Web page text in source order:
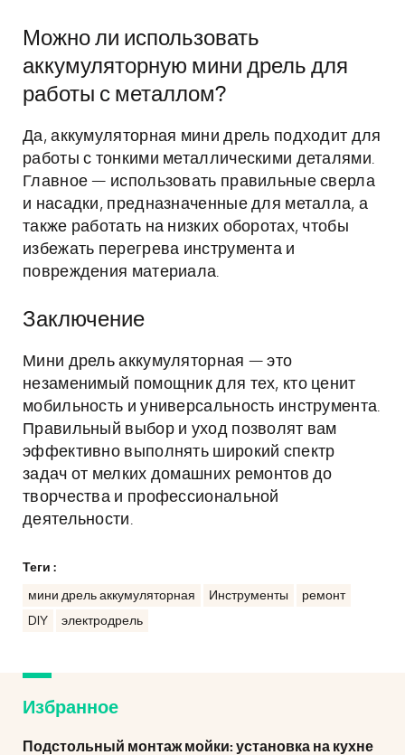
Можно ли использовать
аккумуляторную мини дрель для
работы с металлом?
Да, аккумуляторная мини дрель подходит для
работы с тонкими металлическими деталями.
Главное — использовать правильные сверла
и насадки, предназначенные для металла, а
также работать на низких оборотах, чтобы
избежать перегрева инструмента и
повреждения материала.
Заключение
Мини дрель аккумуляторная — это
незаменимый помощник для тех, кто ценит
мобильность и универсальность инструмента.
Правильный выбор и уход позволят вам
эффективно выполнять широкий спектр
задач от мелких домашних ремонтов до
творчества и профессиональной
деятельности.
Теги :
мини дрель аккумуляторная Инструменты
ремонт
DIY
электродрель
Избранное
Подстольный монтаж мойки: установка на кухне